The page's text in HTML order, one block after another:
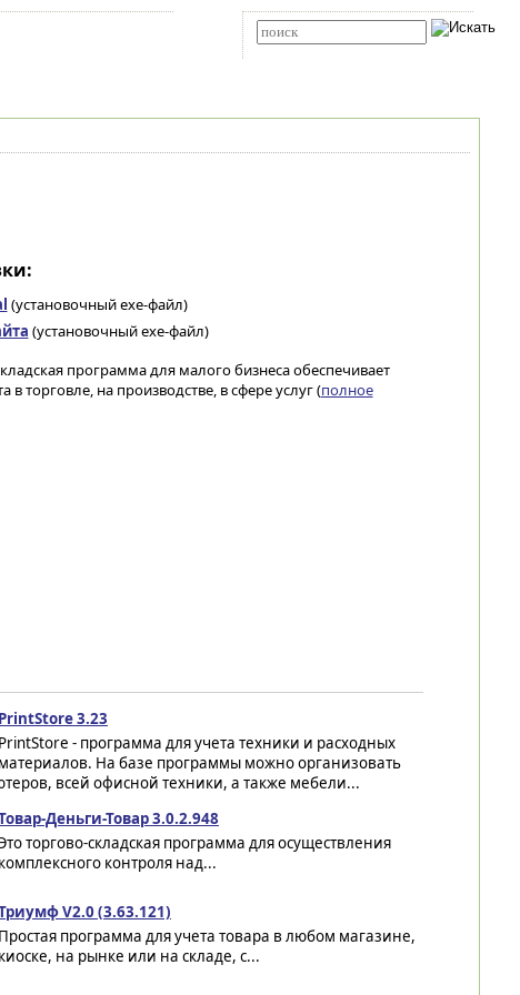
(установочный exe-файл)
(установочный exe-файл)
программа для малого бизнеса обеспечивает
торговле, на производстве, в сфере услуг (полное
PrintStore 3.23
PrintStore - программа для учета техники и расходных
материалов. На базе программы можно организовать
всей офисной техники, а также мебели...
Деньги-Товар 3.0.2.948
торгово-складская программа для осуществления
комплексного контроля над...
V2.0 (3.63.121)
Простая программа для учета товара в любом магазине,
киоске, на рынке или на складе, с...